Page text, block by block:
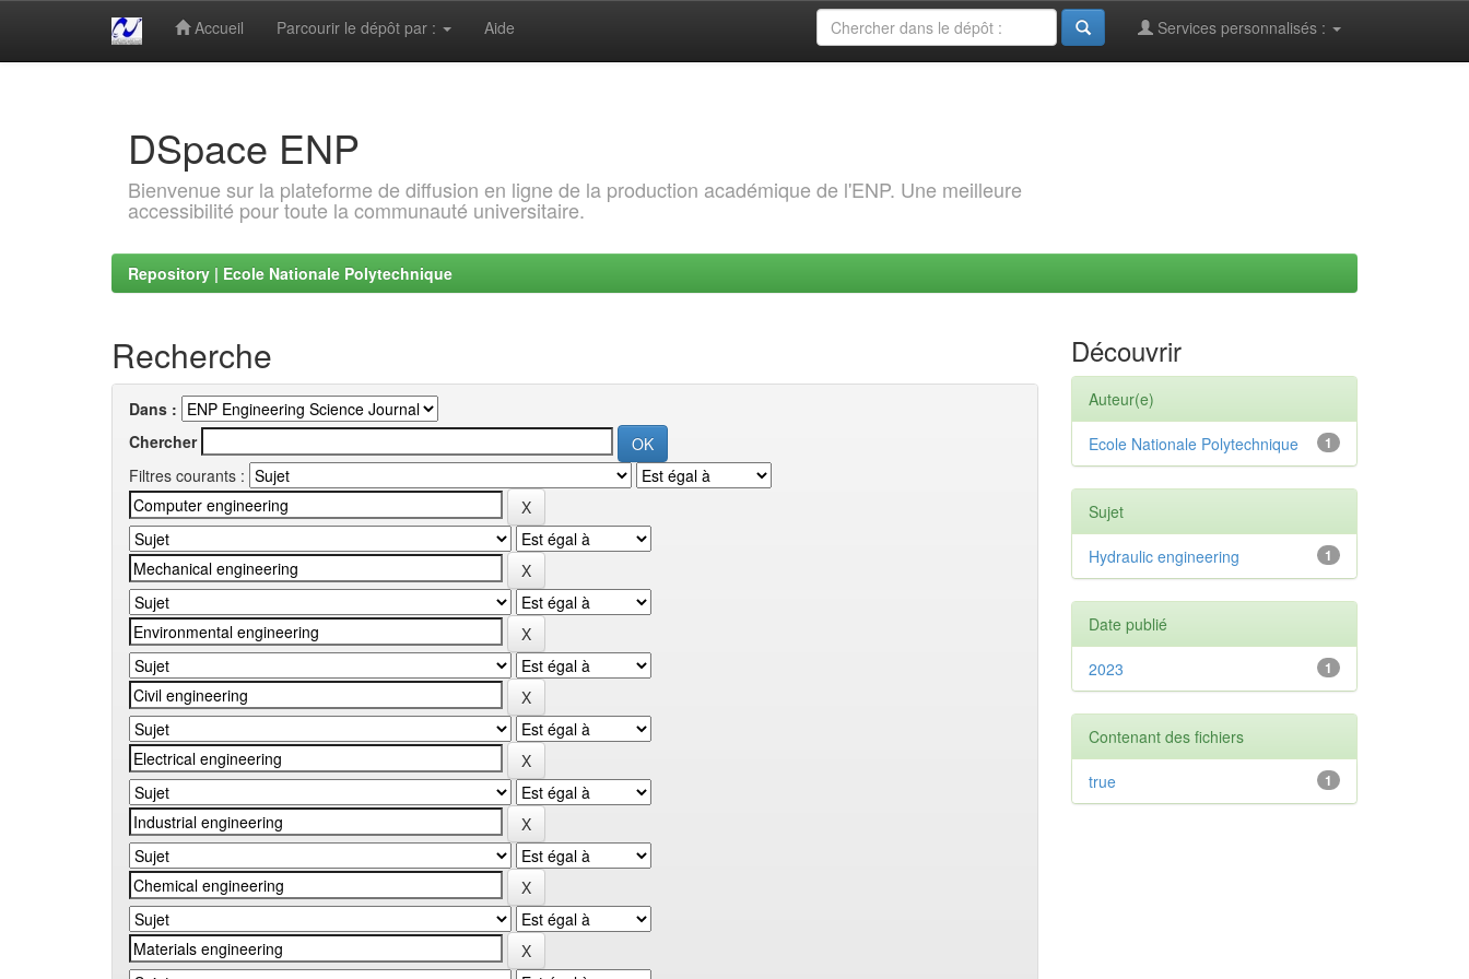
Accueil Parcourir le dépôt par : Aide Services personnalisés :
DSpace ENP
Bienvenue sur la plateforme de diffusion en ligne de la production académique de l'ENP. Une meilleure
accessibilité pour toute la communauté universitaire.
Repository | Ecole Nationale Polytechnique
Recherche
Dans :
Chercher
Filtres courants :
Découvrir
Auteur(e)
1
Ecole Nationale Polytechnique
Sujet
1
Hydraulic engineering
Date publié
1
2023
Contenant des fichiers
1
true